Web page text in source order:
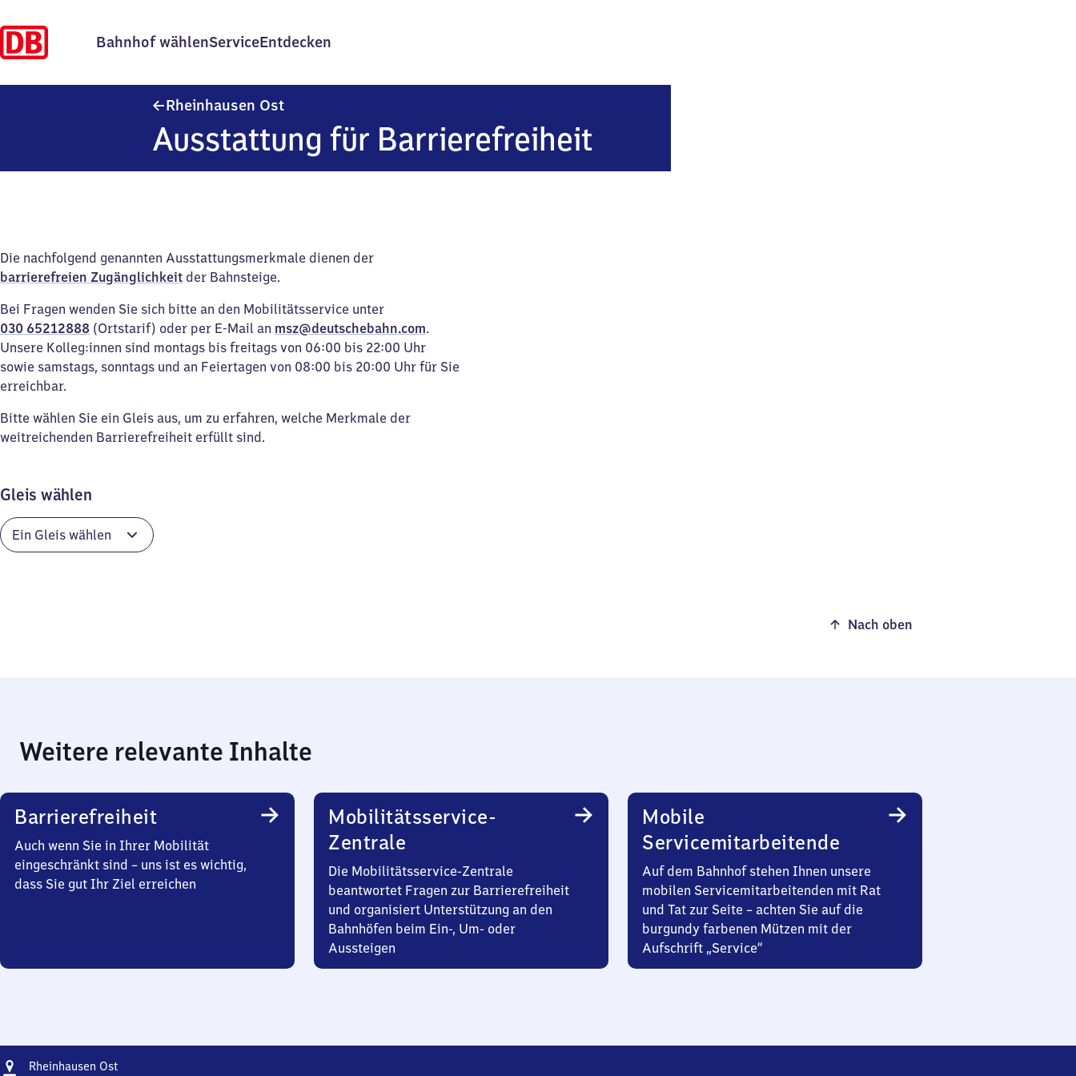
Bahnhof wählenServiceEntdecken
Rheinhausen Ost
Ausstattung für Barrierefreiheit
Die nachfolgend genannten Ausstattungsmerkmale dienen der
barrierefreien Zugänglichkeit der Bahnsteige.
Bei Fragen wenden Sie sich bitte an den Mobilitätsservice unter
030 65212888 (Ortstarif) oder per E-Mail an msz@deutschebahn.com.
Unsere Kolleg:innen sind montags bis freitags von 06:00 bis 22:00 Uhr
sowie samstags, sonntags und an Feiertagen von 08:00 bis 20:00 Uhr für Sie
erreichbar.
Bitte wählen Sie ein Gleis aus, um zu erfahren, welche Merkmale der
weitreichenden Barrierefreiheit erfüllt sind.
Gleis wählen
Nach oben
Weitere relevante Inhalte
Barrierefreiheit
Auch wenn Sie in Ihrer Mobilität
eingeschränkt sind – uns ist es wichtig,
dass Sie gut Ihr Ziel erreichen
Mobilitätsservice-
Zentrale
Die Mobilitätsservice-Zentrale
beantwortet Fragen zur Barrierefreiheit
und organisiert Unterstützung an den
Bahnhöfen beim Ein-, Um- oder
Aussteigen
Mobile
Servicemitarbeitende
Auf dem Bahnhof stehen Ihnen unsere
mobilen Servicemitarbeitenden mit Rat
und Tat zur Seite – achten Sie auf die
burgundy farbenen Mützen mit der
Aufschrift „Service“
Adresse
Rheinhausen Ost